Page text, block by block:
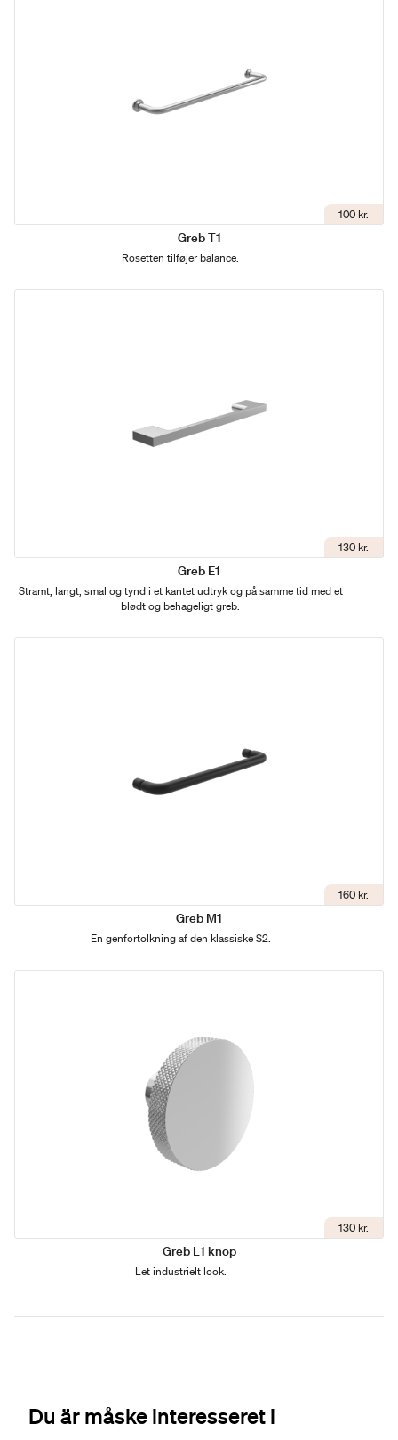
100 kr.
Greb T1
Rosetten tilføjer balance.
130 kr.
Greb E1
Stramt, langt, smal og tynd i et kantet udtryk og på samme tid med et
blødt og behageligt greb.
160 kr.
Greb M1
En genfortolkning af den klassiske S2.
130 kr.
Greb L1 knop
Let industrielt look.
Du är måske interesseret i